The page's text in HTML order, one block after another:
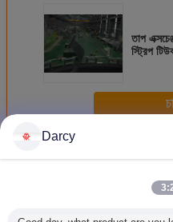
তাপ
স্ট্রিপ
টিউব মিল মেশিন
Darcy